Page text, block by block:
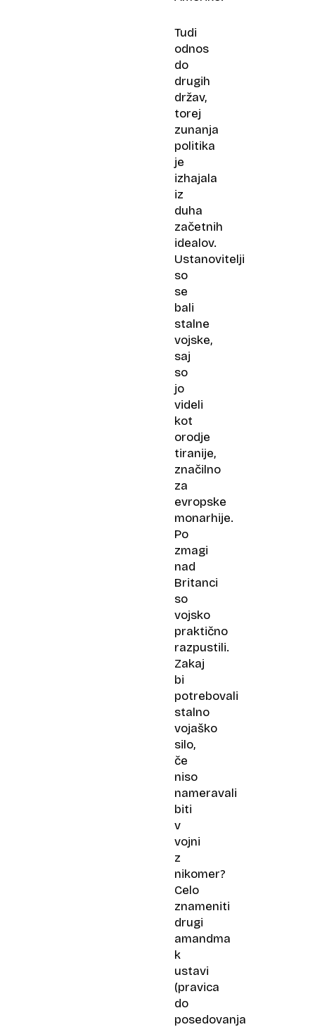
Tudi
odnos
do
drugih
držav,
torej
zunanja
politika
je
izhajala
iz
duha
začetnih
idealov.
Ustanovitelji
so
se
bali
stalne
vojske,
saj
so
jo
videli
kot
orodje
tiranije,
značilno
za
evropske
monarhije.
Po
zmagi
nad
Britanci
so
vojsko
praktično
razpustili.
Zakaj
bi
potrebovali
stalno
vojaško
silo,
če
niso
nameravali
biti
v
vojni
z
nikomer?
Celo
znameniti
drugi
amandma
k
ustavi
(pravica
do
posedovanja